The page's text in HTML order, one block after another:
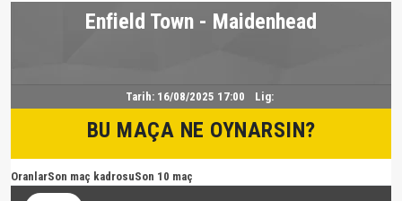
Enfield Town - Maidenhead
Tarih: 16/08/2025 17:00 Lig:
BU MAÇA NE OYNARSIN?
OranlarSon maç kadrosuSon 10 maç